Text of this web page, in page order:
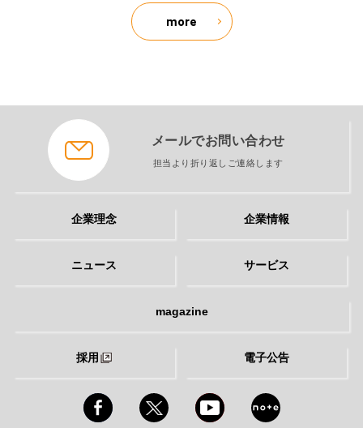
more
メールでお問い合わせ
担当より折り返しご連絡します
企業理念 企業情報
ニュース サービス
magazine
採用 電子公告